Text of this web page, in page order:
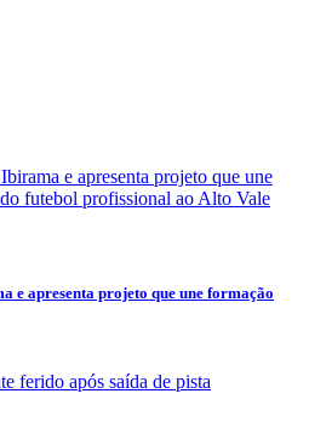
e apresenta projeto que une formação